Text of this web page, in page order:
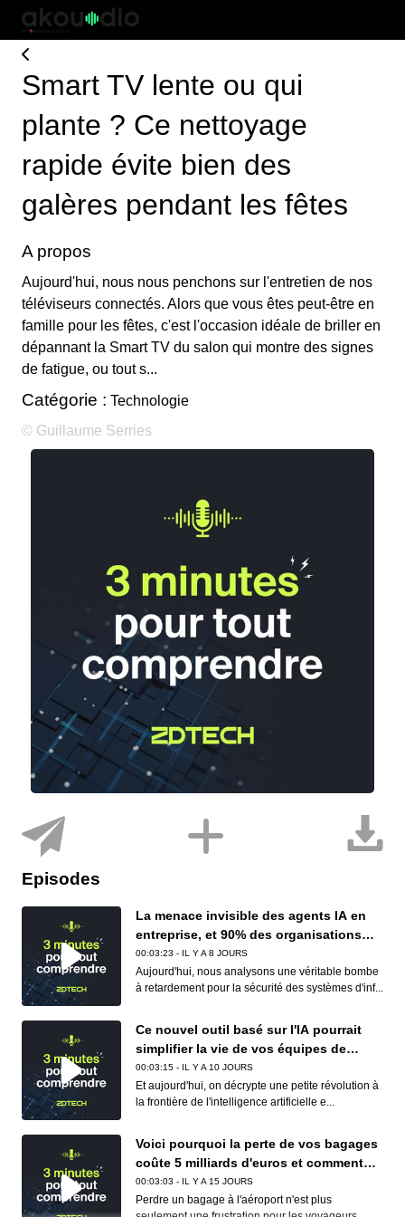
Smart TV lente ou qui
plante ? Ce nettoyage
rapide évite bien des
galères pendant les fêtes
A propos
Aujourd'hui, nous nous penchons sur l'entretien de nos
téléviseurs connectés. Alors que vous êtes peut-être en
famille pour les fêtes, c'est l'occasion idéale de briller en
dépannant la Smart TV du salon qui montre des signes
de fatigue, ou tout s...
Catégorie : Technologie
© Guillaume Serries
Episodes
La menace invisible des agents IA en
entreprise, et 90% des organisations
sont concernées
00:03:23 - IL Y A 8 JOURS
Aujourd'hui, nous analysons une véritable bombe
à retardement pour la sécurité des systèmes d'inf...
Ce nouvel outil basé sur l'IA pourrait
simplifier la vie de vos équipes de
conformité (et de vos développeurs)
00:03:15 - IL Y A 10 JOURS
Et aujourd'hui, on décrypte une petite révolution à
la frontière de l'intelligence artificielle e...
Voici pourquoi la perte de vos bagages
coûte 5 milliards d'euros et comment
Apple et Google réduisent déjà ce
cauchemar logistique
00:03:03 - IL Y A 15 JOURS
Perdre un bagage à l'aéroport n'est plus